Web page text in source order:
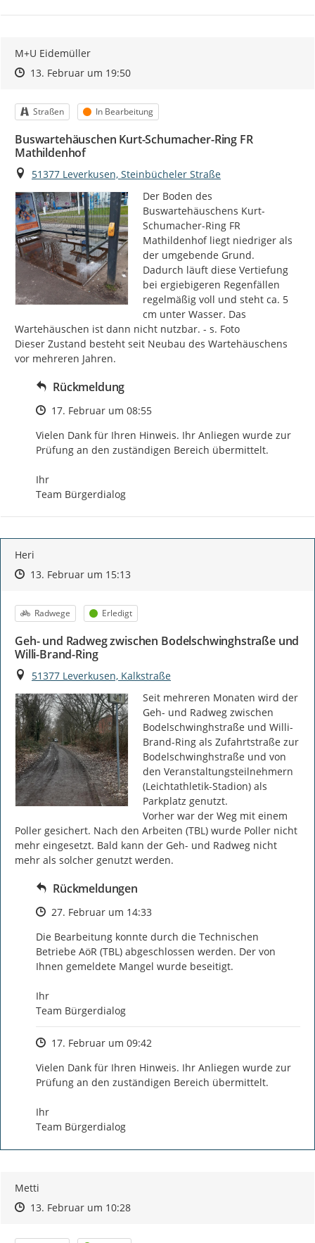
M+U Eidemüller
Zeitpunkt des Erstellens
Zeitpunkt des Erstellens
13. Februar um 19:50Zur Äußerung
Kategorie
Straßen Status
In Bearbeitung
Buswartehäuschen Kurt-Schumacher-Ring FR
Mathildenhof
Ort
51377 Leverkusen, Steinbücheler Straße
Der Boden des
Buswartehäuschens Kurt-
Schumacher-Ring FR
Mathildenhof liegt niedriger als
der umgebende Grund.
Dadurch läuft diese Vertiefung
bei ergiebigeren Regenfällen
regelmäßig voll und steht ca. 5
cm unter Wasser. Das
Wartehäuschen ist dann nicht nutzbar. - s. Foto
Dieser Zustand besteht seit Neubau des Wartehäuschens
vor mehreren Jahren.
Rückmeldung
Zeitpunkt des Erstellens
17. Februar um 08:55
Vielen Dank für Ihren Hinweis. Ihr Anliegen wurde zur
Prüfung an den zuständigen Bereich übermittelt.
Ihr
Team Bürgerdialog
Heri
Zeitpunkt des Erstellens
Zeitpunkt des Erstellens
13. Februar um 15:13Zur Äußerung
Kategorie
Radwege Status
Erledigt
Geh- und Radweg zwischen Bodelschwinghstraße und
Willi-Brand-Ring
Ort
51377 Leverkusen, Kalkstraße
Seit mehreren Monaten wird der
Geh- und Radweg zwischen
Bodelschwinghstraße und Willi-
Brand-Ring als Zufahrtstraße zur
Bodelschwinghstraße und von
den Veranstaltungsteilnehmern
(Leichtathletik-Stadion) als
Parkplatz genutzt.
Vorher war der Weg mit einem
Poller gesichert. Nach den Arbeiten (TBL) wurde Poller nicht
mehr eingesetzt. Bald kann der Geh- und Radweg nicht
mehr als solcher genutzt werden.
Rückmeldungen
Zeitpunkt des Erstellens
27. Februar um 14:33
Die Bearbeitung konnte durch die Technischen
Betriebe AöR (TBL) abgeschlossen werden. Der von
Ihnen gemeldete Mangel wurde beseitigt.
Ihr
Team Bürgerdialog
Zeitpunkt des Erstellens
17. Februar um 09:42
Vielen Dank für Ihren Hinweis. Ihr Anliegen wurde zur
Prüfung an den zuständigen Bereich übermittelt.
Ihr
Team Bürgerdialog
Metti
Zeitpunkt des Erstellens
Zeitpunkt des Erstellens
13. Februar um 10:28Zur Äußerung